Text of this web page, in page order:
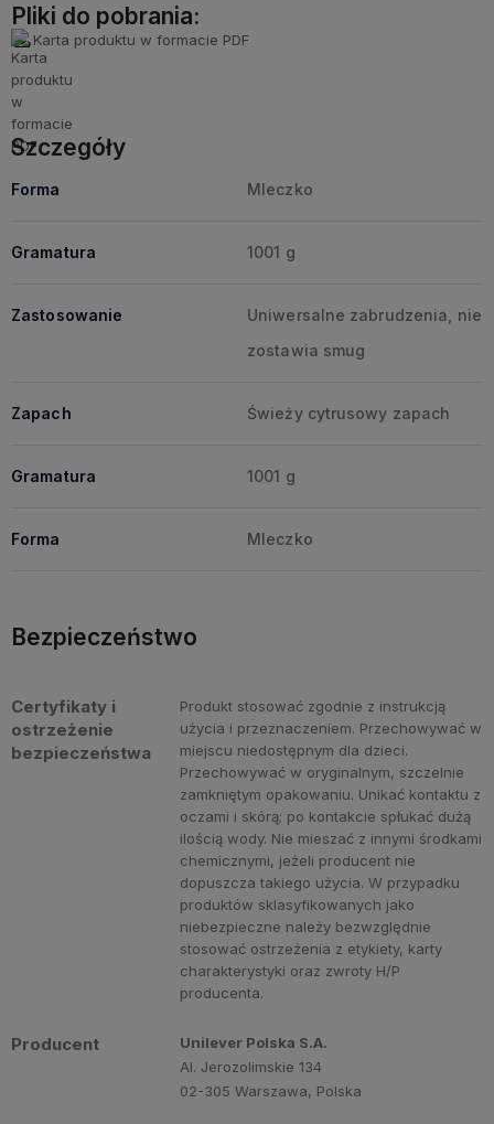
Pliki do pobrania:
Karta produktu w formacie PDF
Szczegóły
Forma Mleczko
Gramatura 1001 g
Zastosowanie
Uniwersalne zabrudzenia, nie
zostawia smug
Zapach Świeży cytrusowy zapach
Gramatura 1001 g
Forma Mleczko
Bezpieczeństwo
Certyfikaty i
ostrzeżenie
bezpieczeństwa
Produkt stosować zgodnie z instrukcją
użycia i przeznaczeniem. Przechowywać w
miejscu niedostępnym dla dzieci.
Przechowywać w oryginalnym, szczelnie
zamkniętym opakowaniu. Unikać kontaktu z
oczami i skórą; po kontakcie spłukać dużą
ilością wody. Nie mieszać z innymi środkami
chemicznymi, jeżeli producent nie
dopuszcza takiego użycia. W przypadku
produktów sklasyfikowanych jako
niebezpieczne należy bezwzględnie
stosować ostrzeżenia z etykiety, karty
charakterystyki oraz zwroty H/P
producenta.
Producent
Unilever Polska S.A.
Al. Jerozolimskie 134
02-305 Warszawa, Polska